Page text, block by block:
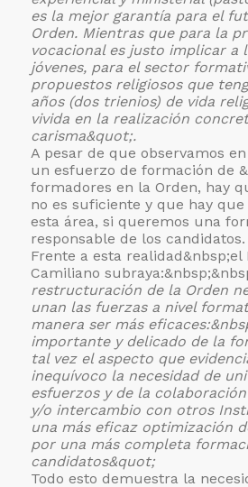
es la mejor garantía para el
Orden. Mientras que para la
vocacional es justo implicar a
jóvenes, para el sector
propuestos religiosos que
años (dos trienios) de vida
vivida en la realización
carisma&quot;.
A pesar de que observamos
un esfuerzo de formación de
formadores en la Orden, hay
no es suficiente y que hay
esta área, si queremos una
responsable de los candidatos.
Frente a esta realidad&nbsp;el
Camiliano
restructuración de la Orden
unan las fuerzas a nivel
manera ser más
importante y delicado de la
tal vez el aspecto que
inequívoco la necesidad de
esfuerzos y de la
y/o intercambio con otros
una más eficaz optimización
por una más completa
candidatos&quot;
Todo esto demuestra la